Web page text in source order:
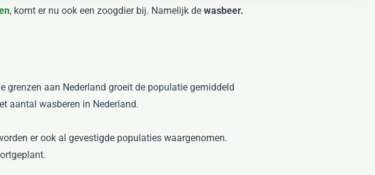
, komt er nu ook een zoogdier bij. Namelijk de wasbeer.
aan Nederland groeit de populatie gemiddeld
aantal wasberen in Nederland.
er ook al gevestigde populaties waargenomen.